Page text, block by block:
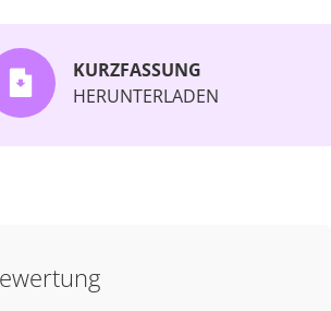
KURZFASSUNG
HERUNTERLADEN